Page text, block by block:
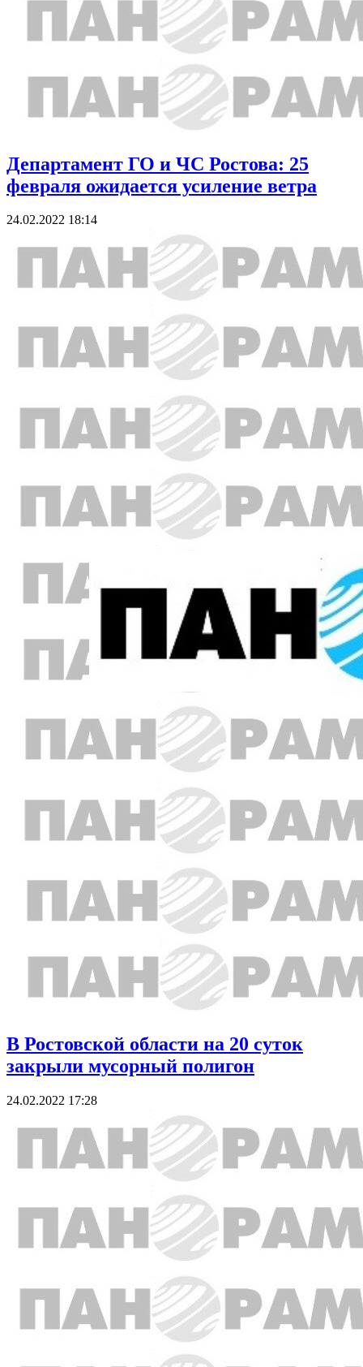
Департамент ГО и ЧС Ростова: 25
февраля ожидается усиление ветра
24.02.2022 18:14
В Ростовской области на 20 суток
закрыли мусорный полигон
24.02.2022 17:28